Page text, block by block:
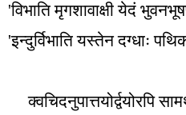
'विभाति मृगशावाक्षी येदं
'इन्दुर्विभाति यस्तेन दग्धाः
क्वचिदनुपात्तयोर्द्वयोरपि